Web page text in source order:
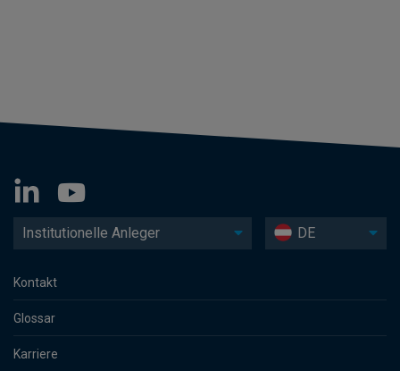
Institutionelle Anleger DE
Kontakt
Glossar
Karriere